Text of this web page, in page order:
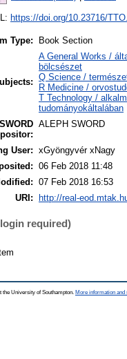
https://doi.org/10.23716/
Type: Book Section
A General Works /
bölcsészet
Q Science /
R Medicine /
T Technology /
tudományokáltalában
SWORD ALEPH SWORD
User:
xGyöngyvér xNagy
06 Feb 2018 11:48
07 Feb 2018 16:53
URI:
http://real-
required)
the University of Southampton. More information and